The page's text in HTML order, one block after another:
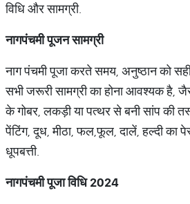
विधि और सामग्री.
नागपंचमीपूजनसामग्री
नाग पंचमी पूजा करते समय, अनुष्ठान को
सभी जरूरी सामग्री का होना आवश्यक है,
के गोबर, लकड़ी या पत्थर से बनी सांप की
पेंटिंग, दूध, मीठा, फल,फूल, दालें, हल्दी का
धूपबत्ती.
नागपंचमीपूजाविधि2024